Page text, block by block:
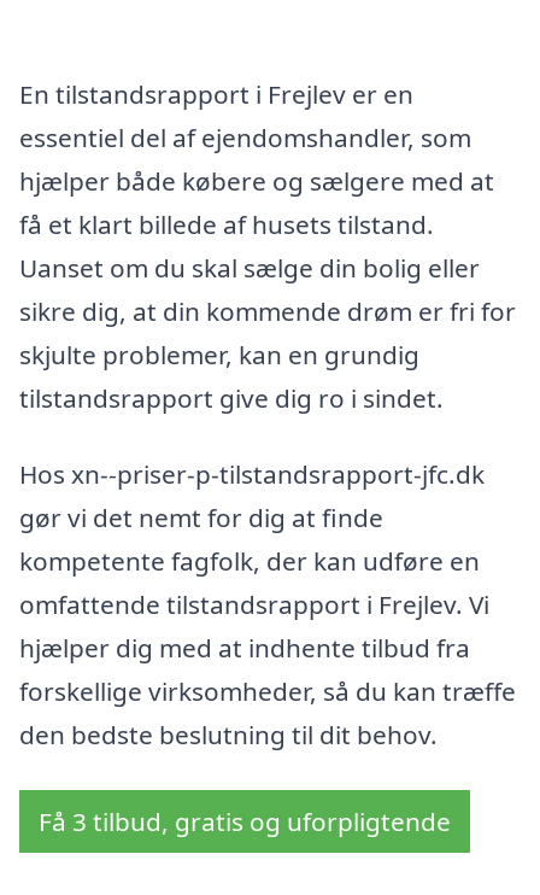
En tilstandsrapport i Frejlev er en
essentiel del af ejendomshandler, som
hjælper både købere og sælgere med at
få et klart billede af husets tilstand.
Uanset om du skal sælge din bolig eller
sikre dig, at din kommende drøm er fri for
skjulte problemer, kan en grundig
tilstandsrapport give dig ro i sindet.
Hos xn--priser-p-tilstandsrapport-jfc.dk
gør vi det nemt for dig at finde
kompetente fagfolk, der kan udføre en
omfattende tilstandsrapport i Frejlev. Vi
hjælper dig med at indhente tilbud fra
forskellige virksomheder, så du kan træffe
den bedste beslutning til dit behov.
Få 3 tilbud, gratis og uforpligtende